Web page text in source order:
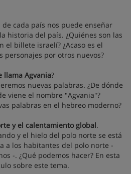
cada país nos puede enseñar
historia del país. ¿Quiénes son las
el billete israelí? ¿Acaso es el
personajes por otros nuevos?
llama Agvania?
nuevas palabras. ¿De dónde
viene el nombre "Agvania"?
palabras en el hebreo moderno?
y el calentamiento global.
y el hielo del polo norte se está
a los habitantes del polo norte -
-. ¿Qué podemos hacer? En esta
sobre este tema.